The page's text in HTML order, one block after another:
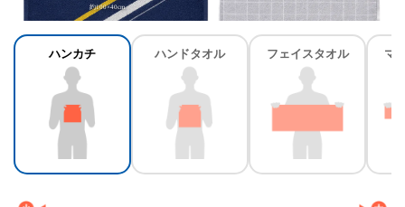
約100×40cm
ハンカチ ハンドタオル フェイスタオル マ